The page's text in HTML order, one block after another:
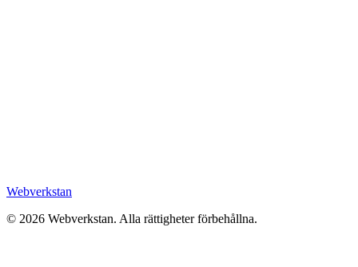
Webverkstan
© 2026 Webverkstan. Alla rättigheter förbehållna.